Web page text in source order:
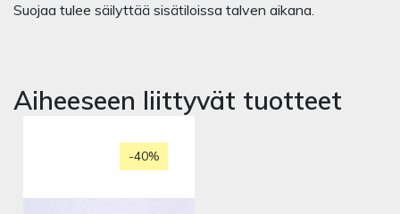
Suojaa tulee säilyttää sisätiloissa talven aikana.
Aiheeseen liittyvät tuotteet
-40%